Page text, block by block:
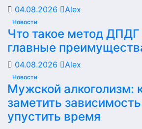
04.08.2026 Alex
Новости
Что такое метод ДПДГ
главные
04.08.2026 Alex
Новости
Мужской алкоголизм:
заметить
упустить время